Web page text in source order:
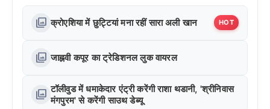
photo_library क्रोएशिया में छुट्टियां मना रहीं सारा अली खान HOT
photo_library जाह्नवी कपूर का ट्रेडिशनल लुक वायरल
photo_library टॉलीवुड में धमाकेदार एंट्री करेंगी राशा थडानी, 'श्रीनिवास
मंगपुरम' से करेंगी साउथ डेब्यू